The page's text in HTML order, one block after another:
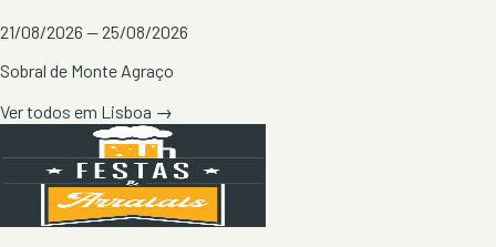
21/08/2026 — 25/08/2026
Sobral de Monte Agraço
Ver todos em Lisboa →